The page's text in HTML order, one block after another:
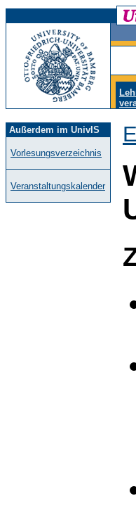
Außerdem im UnivIS
Vorlesungsverzeichnis
Veranstaltungskalender